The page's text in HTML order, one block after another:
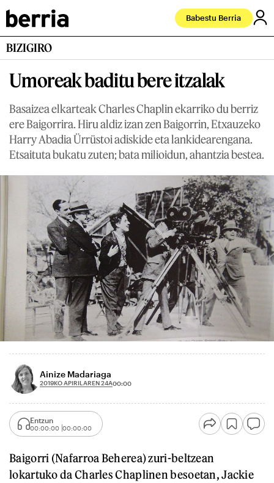
Babestu Berria
BIZIGIRO
Umoreak baditu bere itzalak
Basaizea elkarteak Charles Chaplin ekarriko du berriz
ere Baigorrira. Hiru aldiz izan zen Baigorrin, Etxauzeko
Harry Abadia Ürrüstoi adiskide eta lankidearengana.
Etsaituta bukatu zuten; bata milioidun, ahantzia bestea.
Ainize Madariaga
2019KO APIRILAREN 24A00:00
Entzun
00:00:00 00:00:00
Baigorri (Nafarroa Beherea) zuri-beltzean
lokartuko da Charles Chaplinen besoetan, Jackie